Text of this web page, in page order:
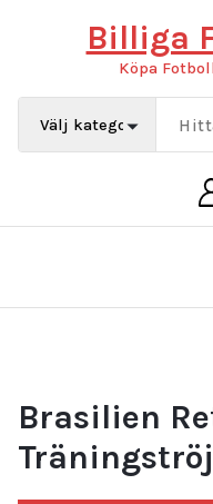
Billiga
Köpa
Brasilien